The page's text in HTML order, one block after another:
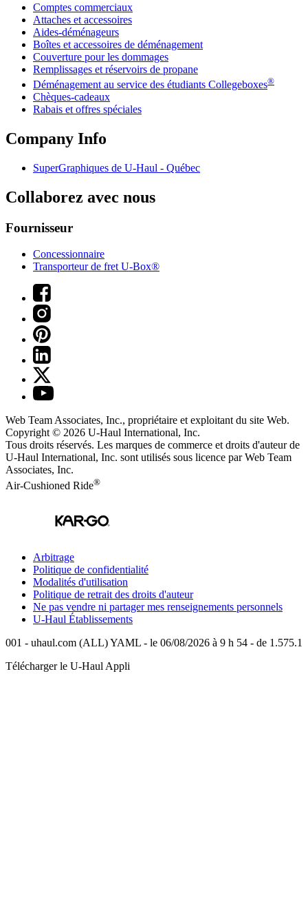
Comptes commerciaux
Attaches et accessoires
Aides-déménageurs
Boîtes et accessoires de déménagement
Couverture pour les dommages
Remplissages et réservoirs de propane
Déménagement au service des étudiants Collegeboxes®
Chèques-cadeaux
Rabais et offres spéciales
Company Info
SuperGraphiques de U-Haul - Québec
Collaborez avec nous
Fournisseur
Concessionnaire
Transporteur de fret U-Box®
Web Team Associates, Inc., propriétaire et exploitant du site Web.
Copyright © 2026 U-Haul International, Inc.
Tous droits réservés. Les marques de commerce et droits d'auteur de
U-Haul International, Inc. sont utilisés sous licence par Web Team
Associates, Inc.
Air-Cushioned Ride®
Arbitrage
Politique de confidentialité
Modalités d'utilisation
Politique de retrait des droits d'auteur
Ne pas vendre ni partager mes renseignements personnels
U-Haul Établissements
001 - uhaul.com (ALL) YAML - le 06/08/2026 à 9 h 54 - de 1.575.1
Télécharger le U-Haul Appli